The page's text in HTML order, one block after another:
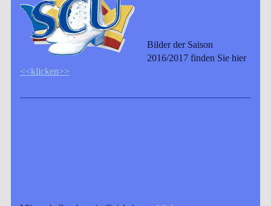
Bilder der Saison
2016/2017 finden Sie hier
<<klicken>>